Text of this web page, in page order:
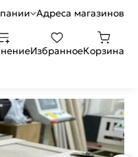
Адреса магазинов
ИзбранноеКорзина